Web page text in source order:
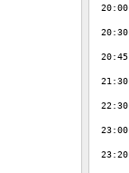
20:00
20:30
20:45
21:30
22:30
23:00
23:20